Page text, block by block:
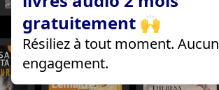
gratuitement 🙌
Résiliez à tout moment. Aucun
engagement.